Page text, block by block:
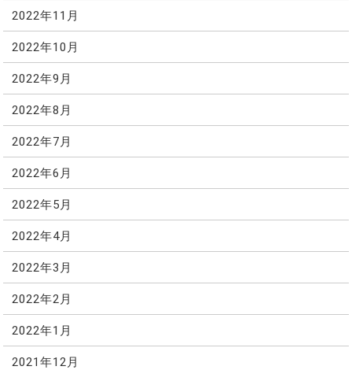
2022年11月
2022年10月
2022年9月
2022年8月
2022年7月
2022年6月
2022年5月
2022年4月
2022年3月
2022年2月
2022年1月
2021年12月